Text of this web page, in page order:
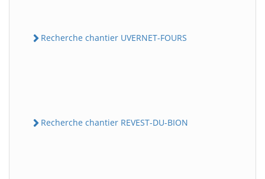
Recherche chantier UVERNET-FOURS
Recherche chantier REVEST-DU-BION